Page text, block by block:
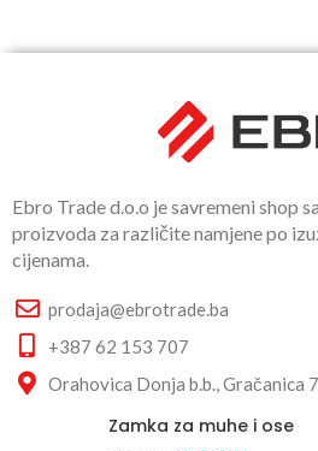
Ebro Trade d.o.o je savremeni shop
proizvoda za različite namjene po
cijenama.
prodaja@ebrotrade.ba
+387 62 153 707
Orahovica Donja b.b., Gračanica
Zamka za muhe i ose